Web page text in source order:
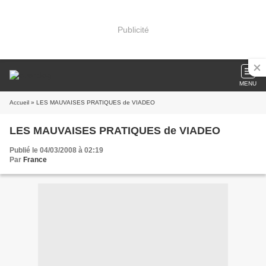
Publicité
MENU
Accueil » LES MAUVAISES PRATIQUES de VIADEO
LES MAUVAISES PRATIQUES de VIADEO
Publié le 04/03/2008 à 02:19
Par France